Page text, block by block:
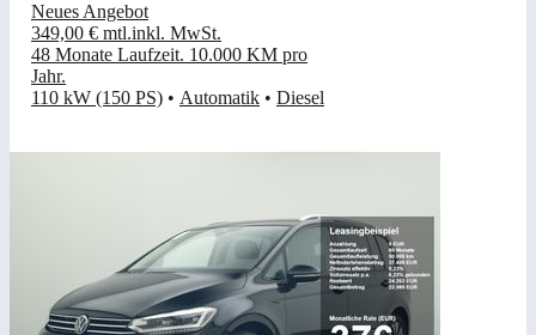
Neues Angebot
349,00 € mtl.inkl. MwSt.
48 Monate Laufzeit. 10.000 KM pro
Jahr.
110 kW (150 PS) • Automatik • Diesel